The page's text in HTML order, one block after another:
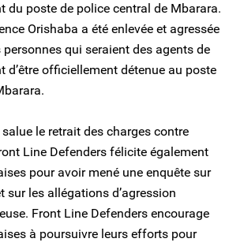
du poste de police central de Mbarara.
Orishaba a été enlevée et agressée
qui seraient des agents de
d’être officiellement détenue au poste
le retrait des charges contre
Line Defenders félicite également
pour avoir mené une enquête sur
sur les allégations d’agression
Front Line Defenders encourage
à poursuivre leurs efforts pour